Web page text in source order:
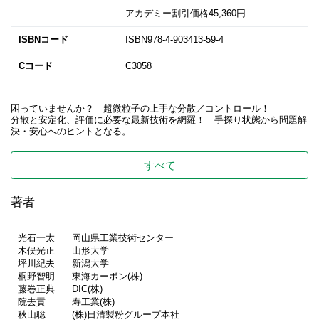
アカデミー割引価格45,360円
ISBNコード ISBN978-4-903413-59-4
Cコード C3058
困っていませんか？ 超微粒子の上手な分散／コントロール！
分散と安定化、評価に必要な最新技術を網羅！ 手探り状態から問題解
決・安心へのヒントとなる。
すべて
著者
光石一太
岡山県工業技術センター
木俣光正
山形大学
坪川紀夫
新潟大学
桐野智明
東海カーボン(株)
藤巻正典
DIC(株)
院去貢
寿工業(株)
秋山聡
(株)日清製粉グループ本社